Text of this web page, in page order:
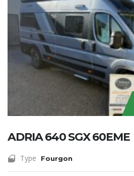
ADRIA 640 SGX 60EME
Type Fourgon